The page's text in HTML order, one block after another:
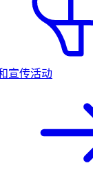
宣传活动